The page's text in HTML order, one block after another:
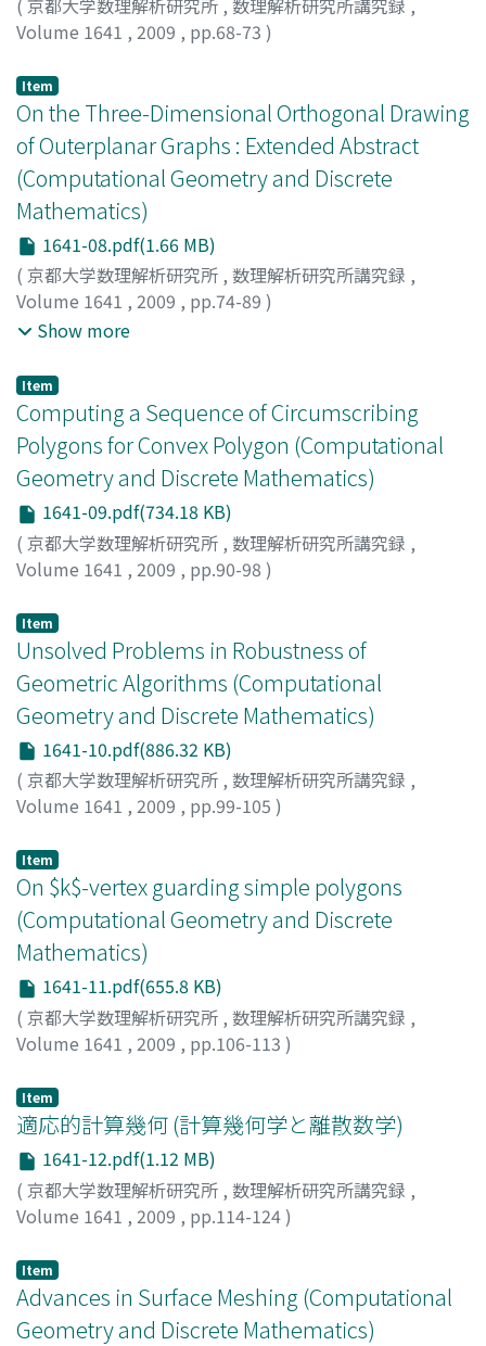
Volume 1641 , 2009 , pp.68-73 )
英;マエハラ, ヒロシ
Item
On the Three-Dimensional Orthogonal Drawing
of Outerplanar Graphs : Extended Abstract
(Computational Geometry and Discrete
Mathematics)
1641-08.pdf(1.66 MB)
( 京都大学数理解析研究所 , 数理解析研究所講究録 ,
Volume 1641 , 2009 , pp.74-89 )
Tayu, Satoshi;
エノ, シュウイチ
Show more
Item
Computing a Sequence of Circumscribing
Polygons for Convex Polygon (Computational
Geometry and Discrete Mathematics)
1641-09.pdf(734.18 KB)
( 京都大学数理解析研究所 , 数理解析研究所講究録 ,
Volume 1641 , 2009 , pp.90-98 )
ニシ, ケンスケ
Item
Unsolved Problems in Robustness of
Geometric Algorithms (Computational
Geometry and Discrete Mathematics)
1641-10.pdf(886.32 KB)
( 京都大学数理解析研究所 , 数理解析研究所講究録 ,
Volume 1641 , 2009 , pp.99-105 )
Item
On $k$-vertex guarding simple polygons
(Computational Geometry and Discrete
Mathematics)
1641-11.pdf(655.8 KB)
( 京都大学数理解析研究所 , 数理解析研究所講究録 ,
Volume 1641 , 2009 , pp.106-113 )
Item
適応的計算幾何 (計算幾何学と離散数学)
1641-12.pdf(1.12 MB)
( 京都大学数理解析研究所 , 数理解析研究所講究録 ,
Volume 1641 , 2009 , pp.114-124)
ン, キコウ]
Item
Advances in Surface Meshing (Computational
Geometry and Discrete Mathematics)